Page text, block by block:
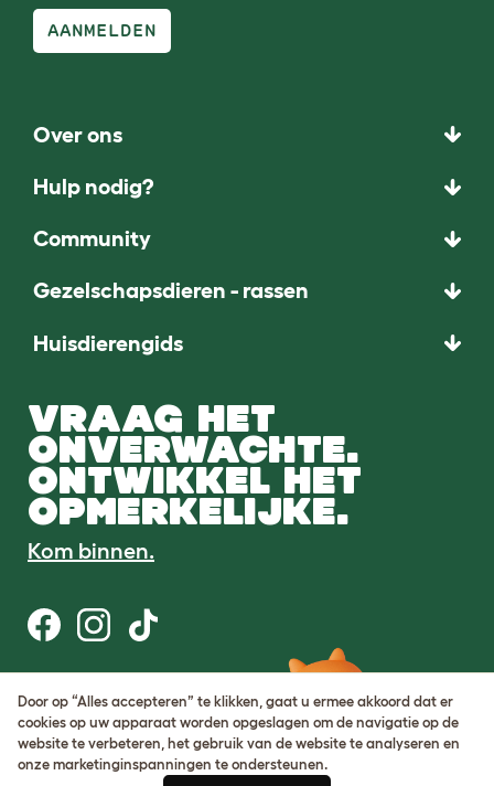
AANMELDEN
Over ons
Hulp nodig?
Community
Gezelschapsdieren - rassen
Huisdierengids
VRAAG HET
ONVERWACHTE.
ONTWIKKEL HET
OPMERKELIJKE.
Kom binnen.
Gebruiksvoorwaarden
Cookie & privacybeleid
Cookie Settings
Sitemap
Door op “Alles accepteren” te klikken, gaat u ermee akkoord dat er
cookies op uw apparaat worden opgeslagen om de navigatie op de
website te verbeteren, het gebruik van de website te analyseren en
onze marketinginspanningen te ondersteunen.